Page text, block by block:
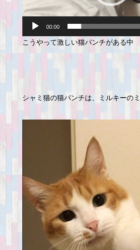
00:00
こうやって激しい猫パンチがある中
シャミ猫の猫パンチは、ミルキーの